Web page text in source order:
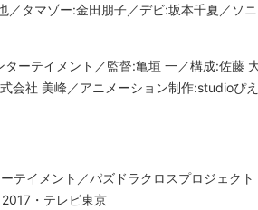
／タマゾー:金田朋子／デビ:坂本千夏／ソ
ーテイメント／監督:亀垣 一／構成:佐藤
会社 美峰／アニメーション制作:studioぴ
テイメント／パズドラクロスプロジェ
・テレビ東京